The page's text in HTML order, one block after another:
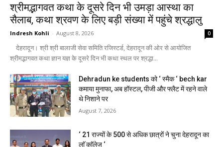
श्रीमद्भागवत कथा के दूसरे दिन भी उमड़ा आस्था का
सैलाब, कथा श्रवण के लिए बड़ी संख्या में पहुंचे श्रद्धालु
Indresh Kohli - August 8, 2026 0
देहरादून। श्री श्री बालाजी सेवा समिति रजिस्टर्ड, देहरादून की ओर से आयोजित
श्रीमद्भागवत कथा ज्ञान यज्ञ के दूसरे दिन भी कथा स्थल पर श्रद्धा...
Dehradun ke students को ‘ स्मैक ‘ bech kar
कमाया मुनाफा, अब हॉस्टल, पीजी और फ्लैट में रहने वाले
थे निशाने पर
August 7, 2026
‘ 21 राज्यों के 500 से अधिक छात्रों ने चुना देहरादून का
लाॅ काॅलेज ‘